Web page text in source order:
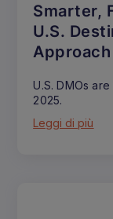
Smarter,
U.S.
U.S. DMOs
2025.
Leggi di più